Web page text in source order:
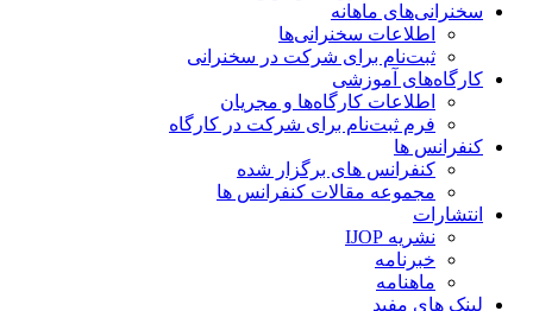
سخنرانی‌های ماهانه
اطلاعات سخنرانی‌‌ها
ثبت‌نام برای شرکت در سخنرانی
کارگاه‌های آموزشی
اطلاعات کارگاه‌ها و مجریان
فرم ثبت‌نام برای شرکت در کارگاه
کنفرانس ها
کنفرانس های برگزار شده
مجموعه مقالات کنفرانس ها
انتشارات
نشریه IJOP
خبرنامه
ماهنامه
لینک های مفید